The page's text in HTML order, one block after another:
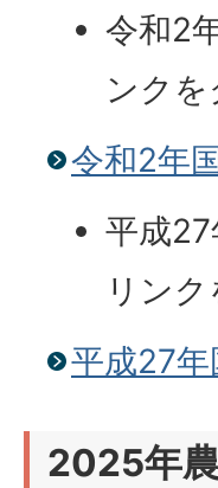
令和2
ンク
令和2年
平成
リン
平成27
2025年